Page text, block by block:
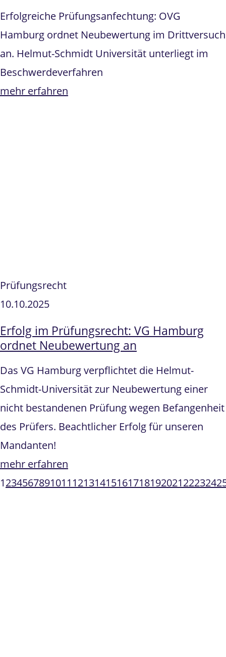
Erfolgreiche Prüfungsanfechtung: OVG
Hamburg ordnet Neubewertung im Drittversuch
an. Helmut-Schmidt Universität unterliegt im
Beschwerdeverfahren
mehr erfahren
Prüfungsrecht
10.10.2025
Erfolg im Prüfungsrecht: VG Hamburg
ordnet Neubewertung an
Das VG Hamburg verpflichtet die Helmut-
Schmidt-Universität zur Neubewertung einer
nicht bestandenen Prüfung wegen Befangenheit
des Prüfers. Beachtlicher Erfolg für unseren
Mandanten!
mehr erfahren
1234567891011 12131415161718192021222324